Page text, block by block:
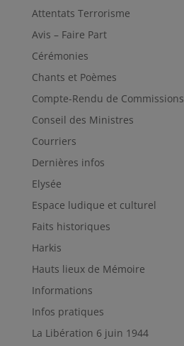
Attentats Terrorisme
Avis – Faire Part
Cérémonies
Chants et Poèmes
Compte-Rendu de Commissions
Conseil des Ministres
Courriers
Dernières infos
Elysée
Espace ludique et culturel
Faits historiques
Harkis
Hauts lieux de Mémoire
Informations
Infos pratiques
La Libération 6 juin 1944